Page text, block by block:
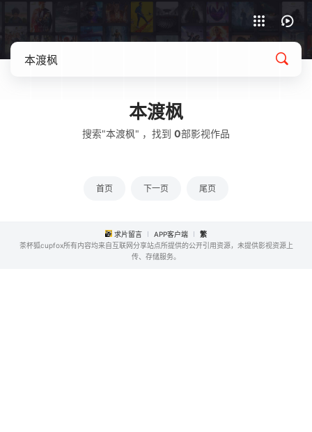
本渡枫
搜索"本渡枫" ，找到 0部影视作品
首页 下一页 尾页
求片留言 APP客户端
繁
茶杯狐cupfox所有内容均来自互联网分享站点所提供的公开引用资源，未提供影视资源上
传、存储服务。